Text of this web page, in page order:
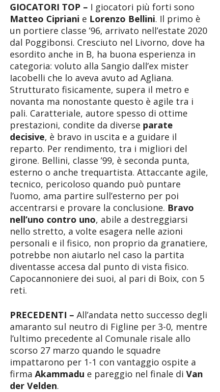
GIOCATORI TOP – I giocatori più forti sono
Matteo Cipriani e Lorenzo Bellini. Il primo è
un portiere classe ’96, arrivato nell’estate 2020
dal Poggibonsi. Cresciuto nel Livorno, dove ha
esordito anche in B, ha buona esperienza in
categoria: voluto alla Sangio dall’ex mister
Iacobelli che lo aveva avuto ad Agliana.
Strutturato fisicamente, supera il metro e
novanta ma nonostante questo è agile tra i
pali. Caratteriale, autore spesso di ottime
prestazioni, condite da diverse parate
decisive, è bravo in uscita e a guidare il
reparto. Per rendimento, tra i migliori del
girone. Bellini, classe ’99, è seconda punta,
esterno o anche trequartista. Attaccante agile,
tecnico, pericoloso quando può puntare
l’uomo, ama partire sull’esterno per poi
accentrarsi e provare la conclusione. Bravo
nell’uno contro uno, abile a destreggiarsi
nello stretto, a volte esagera nelle azioni
personali e il fisico, non proprio da granatiere,
potrebbe non aiutarlo nel caso la partita
diventasse accesa dal punto di vista fisico.
Capocannoniere dei suoi, al pari di Boix, con 5
reti.
PRECEDENTI – All’andata netto successo degli
amaranto sul neutro di Figline per 3-0, mentre
l’ultimo precedente al Comunale risale allo
scorso 27 marzo quando le squadre
impattarono per 1-1 con vantaggio ospite a
firma Akammadu e pareggio nel finale di Van
der Velden.